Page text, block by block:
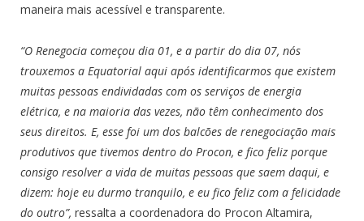
maneira mais acessível e transparente.
“O Renegocia começou dia 01, e a partir do dia 07, nós
trouxemos a Equatorial aqui após identificarmos que existem
muitas pessoas endividadas com os serviços de energia
elétrica, e na maioria das vezes, não têm conhecimento dos
seus direitos. E, esse foi um dos balcões de renegociação mais
produtivos que tivemos dentro do Procon, e fico feliz porque
consigo resolver a vida de muitas pessoas que saem daqui, e
dizem: hoje eu durmo tranquilo, e eu fico feliz com a felicidade
do outro”, ressalta a coordenadora do Procon Altamira,